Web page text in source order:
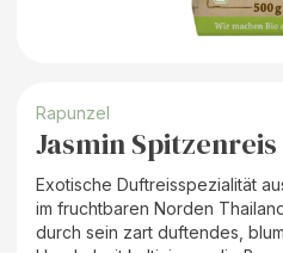
Rapunzel
Jasmin
Exotische Duftreisspezialität
im fruchtbaren Norden
durch sein zart duftendes,